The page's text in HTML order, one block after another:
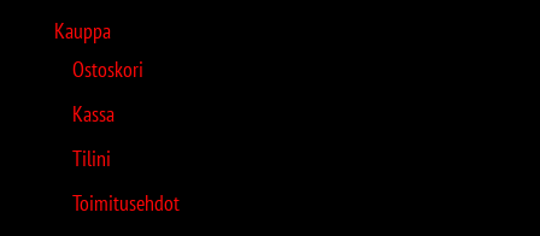
Kauppa
Ostoskori
Kassa
Tilini
Toimitusehdot